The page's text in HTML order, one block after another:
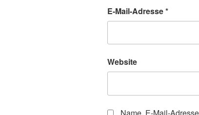
E-Mail-Adresse*
Website
Name, E-Mail-